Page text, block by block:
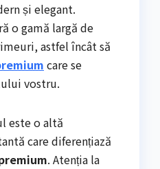
și elegant.
o gamă largă de
astfel încât să
care se
vostru.
este o altă
care diferențiază
. Atenția la